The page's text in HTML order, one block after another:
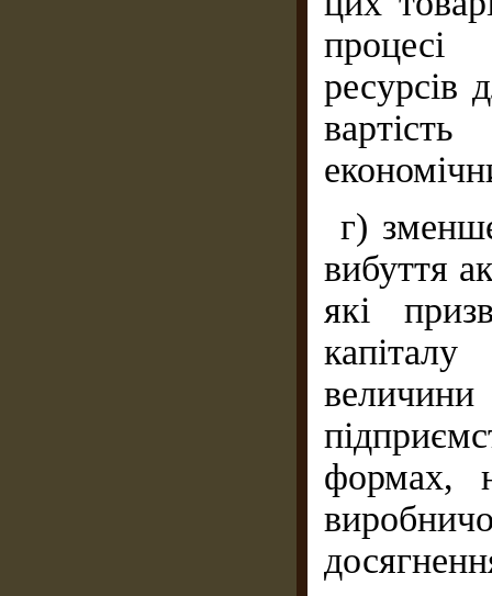
процесі
ресурсів
г)
вибуття
які
формах,